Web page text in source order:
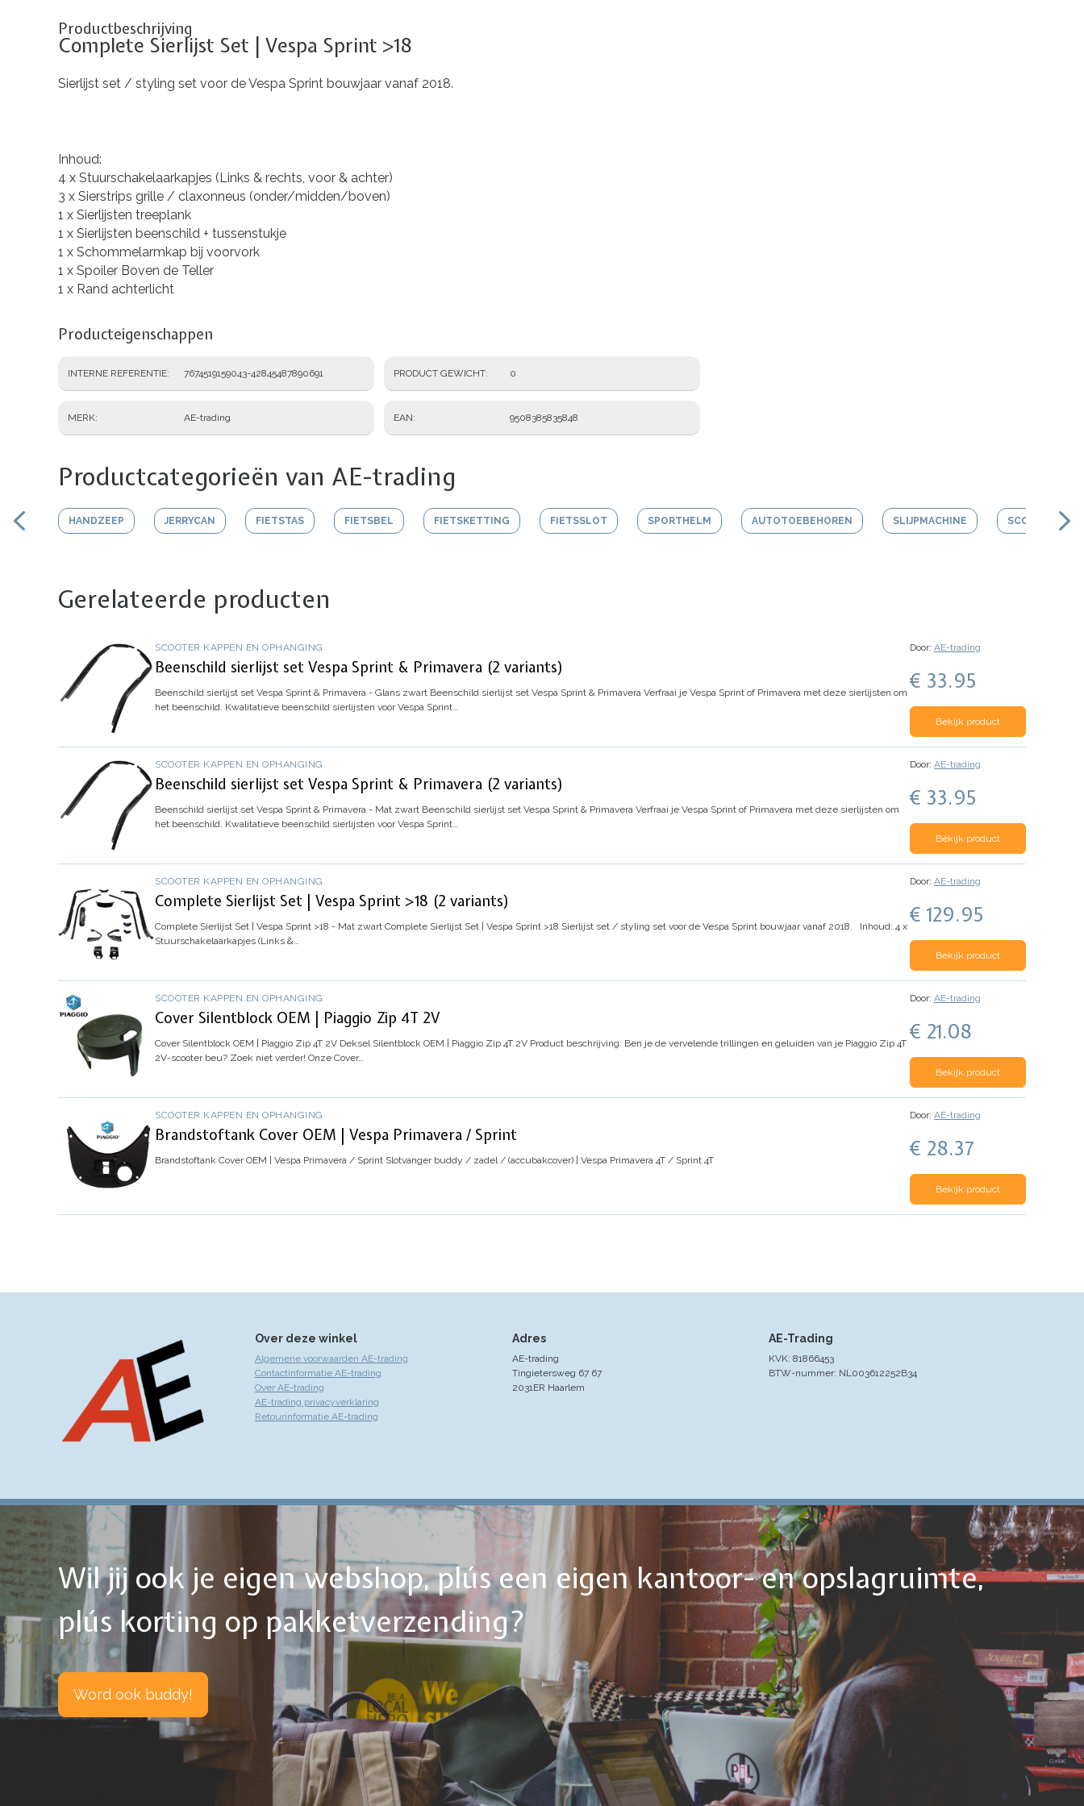
Productbeschrijving
Complete Sierlijst Set | Vespa Sprint >18
Sierlijst set / styling set voor de Vespa Sprint bouwjaar vanaf 2018.
Inhoud:
4 x Stuurschakelaarkapjes (Links & rechts, voor & achter)
3 x Sierstrips grille / claxonneus (onder/midden/boven)
1 x Sierlijsten treeplank
1 x Sierlijsten beenschild + tussenstukje
1 x Schommelarmkap bij voorvork
1 x Spoiler Boven de Teller
1 x Rand achterlicht
Producteigenschappen
INTERNE REFERENTIE 7674519159043-42845487890691
MERK AE-trading
PRODUCT GEWICHT 0
EAN 9508385835848
Productcategorieën van AE-trading
HANDZEEP JERRYCAN FIETSTAS FIETSBEL FIETSKETTING FIETSSLOT SPORTHELM AUTOTOEBEHOREN SLIJPMACHINE SCOOTER
Gerelateerde producten
SCOOTER KAPPEN EN OPHANGING
Beenschild sierlijst set Vespa Sprint & Primavera (2 variants)
Beenschild sierlijst set Vespa Sprint & Primavera - Glans zwart Beenschild sierlijst set Vespa Sprint & Primavera Verfraai je Vespa Sprint of Primavera met deze sierlijsten om
het beenschild. Kwalitatieve beenschild sierlijsten voor Vespa Sprint…
Door: AE-trading
€ 33.95
Bekijk product
SCOOTER KAPPEN EN OPHANGING
Beenschild sierlijst set Vespa Sprint & Primavera (2 variants)
Beenschild sierlijst set Vespa Sprint & Primavera - Mat zwart Beenschild sierlijst set Vespa Sprint & Primavera Verfraai je Vespa Sprint of Primavera met deze sierlijsten om
het beenschild. Kwalitatieve beenschild sierlijsten voor Vespa Sprint…
Door: AE-trading
€ 33.95
Bekijk product
SCOOTER KAPPEN EN OPHANGING
Complete Sierlijst Set | Vespa Sprint >18 (2 variants)
Complete Sierlijst Set | Vespa Sprint >18 - Mat zwart Complete Sierlijst Set | Vespa Sprint >18 Sierlijst set / styling set voor de Vespa Sprint bouwjaar vanaf 2018. Inhoud: 4 x
Stuurschakelaarkapjes (Links &…
Door: AE-trading
€ 129.95
Bekijk product
SCOOTER KAPPEN EN OPHANGING
Cover Silentblock OEM | Piaggio Zip 4T 2V
Cover Silentblock OEM | Piaggio Zip 4T 2V Deksel Silentblock OEM | Piaggio Zip 4T 2V Product beschrijving: Ben je de vervelende trillingen en geluiden van je Piaggio Zip 4T
2V-scooter beu? Zoek niet verder! Onze Cover…
Door: AE-trading
€ 21.08
Bekijk product
SCOOTER KAPPEN EN OPHANGING
Brandstoftank Cover OEM | Vespa Primavera / Sprint
Brandstoftank Cover OEM | Vespa Primavera / Sprint Slotvanger buddy / zadel / (accubakcover) | Vespa Primavera 4T / Sprint 4T
Door: AE-trading
€ 28.37
Bekijk product
Over deze winkel
Algemene voorwaarden AE-trading
Contactinformatie AE-trading
Over AE-trading
AE-trading privacyverklaring
Retourinformatie AE-trading
Adres
AE-trading
Tingietersweg 67 67
2031ER Haarlem
AE-Trading
KVK: 81866453
BTW-nummer: NL003612252B34
Wil jij ook je eigen webshop, plús een eigen kantoor- en opslagruimte,
plús korting op pakketverzending?
Word ook buddy!